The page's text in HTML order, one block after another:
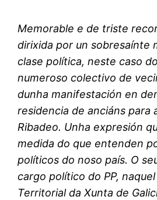
Memorable e de triste
dirixida por un sobresaínte
clase política, neste caso
numeroso colectivo de
dunha manifestación en
residencia de anciáns para
Ribadeo. Unha expresión
medida do que entenden
políticos do noso país. O
cargo político do PP,
Territorial da Xunta de